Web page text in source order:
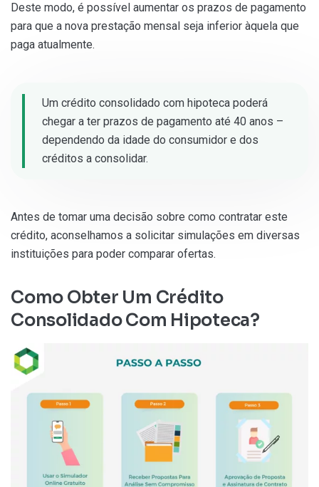
Deste modo, é possível aumentar os prazos de pagamento
para que a nova prestação mensal seja inferior àquela que
paga atualmente.
Um crédito consolidado com hipoteca poderá
chegar a ter prazos de pagamento até 40 anos –
dependendo da idade do consumidor e dos
créditos a consolidar.
Antes de tomar uma decisão sobre como contratar este
crédito, aconselhamos a solicitar simulações em diversas
instituições para poder comparar ofertas.
Como Obter Um Crédito
Consolidado Com Hipoteca?